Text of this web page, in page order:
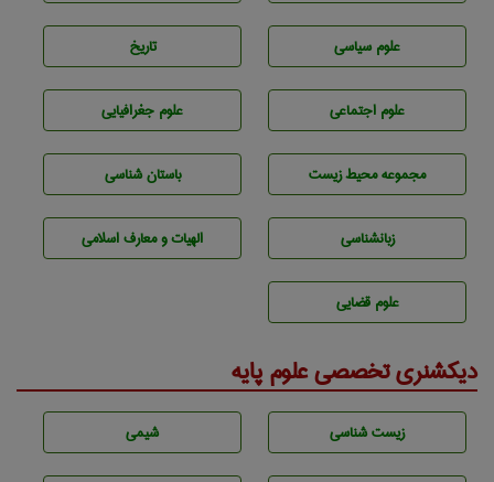
علوم سياسی تاريخ
علوم اجتماعی علوم جغرافيايی
مجموعه محيط زيست باستان شناسی
زبانشناسی الهیات و معارف اسلامی
علوم قضایی
دیکشنری تخصصی علوم پایه
زيست شناسی شيمی